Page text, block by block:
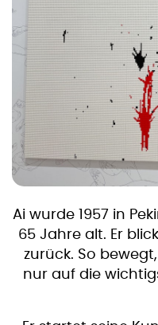
Ai wurde 1957 in
65 Jahre alt. Er
zurück. So
nur auf die